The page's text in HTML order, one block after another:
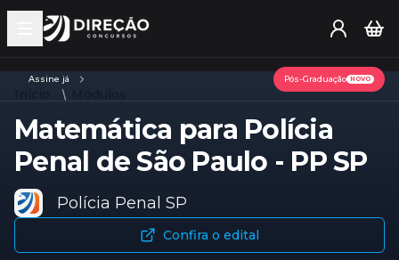
Open main menu
Assine já Pós-Graduação NOVO
Matemática para Polícia
Penal de São Paulo - PP SP
Polícia Penal SP
Confira o edital